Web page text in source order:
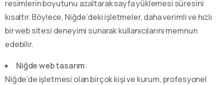
resimlerin boyutunu azaltarak sayfa yüklemesi süresini
kısaltır. Böylece, Niğde’deki işletmeler, daha verimli ve hızlı
bir web sitesi deneyimi sunarak kullanıcılarını memnun
edebilir.
Niğde web tasarım:
Niğde’de işletmesi olan birçok kişi ve kurum, profesyonel